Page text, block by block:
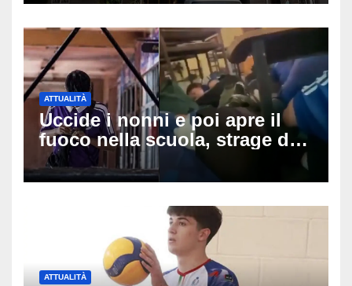
ATTUALITÀ
Uccide i nonni e poi apre il
fuoco nella scuola, strage di
insegnanti: il possibile
movente dietro il massacro in
ATTUALITÀ